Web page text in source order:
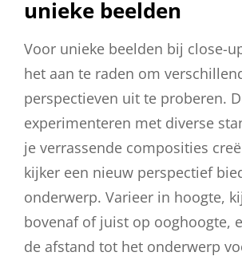
unieke beelden
Voor unieke beelden bij close-
het aan te raden om
perspectieven uit te proberen.
experimenteren met diverse
je verrassende composities
kijker een nieuw perspectief
onderwerp. Varieer in hoogte,
bovenaf of juist op ooghoogte,
de afstand tot het onderwerp